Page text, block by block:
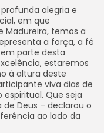
profunda alegria e
em que
Madureira, temos a
a força, a fé
parte desta
estaremos
à altura deste
viva dias de
Que seja
Deus – declarou o
ao lado da